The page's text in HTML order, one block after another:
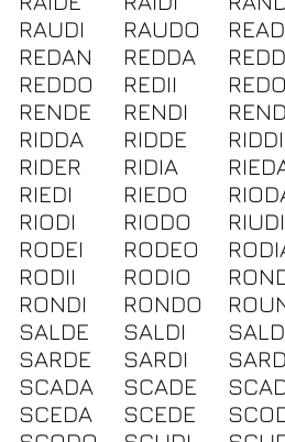
RAUDI
RAUDO
REDAN
REDDA
REDDO
REDII
RENDE
RENDI
RIDDA
RIDDE RIDDI
RIDER
RIDIA
RIEDI
RIEDO
RIODI
RIODO RIUDI
RODEI
RODEO
RODII
RODIO
RONDI
RONDO
SALDE
SALDI
SARDE
SARDI
SCADA
SCADE
SCEDA
SCEDE